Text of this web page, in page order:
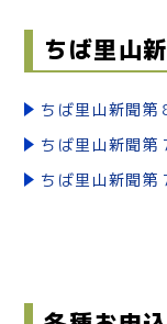
ちば里山
ちば里山新聞第
ちば里山新聞第
ちば里山新聞第